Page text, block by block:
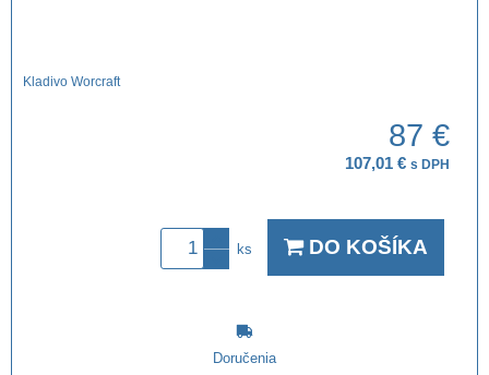
Kladivo Worcraft
87 €
107,01 € s DPH
ks DO KOŠÍKA
Doručenia